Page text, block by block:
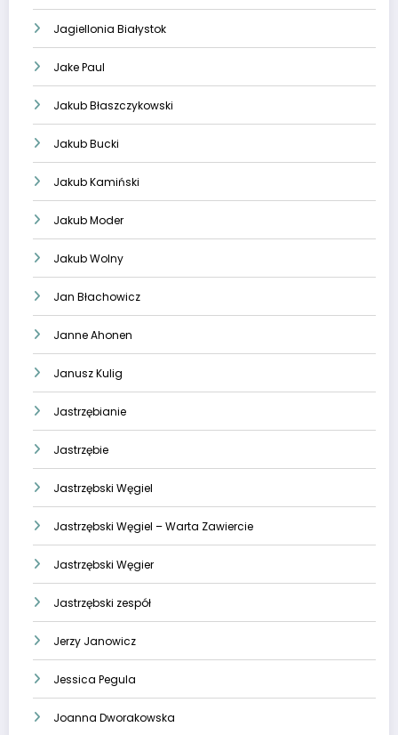
Jagiellonia Białystok
Jake Paul
Jakub Błaszczykowski
Jakub Bucki
Jakub Kamiński
Jakub Moder
Jakub Wolny
Jan Błachowicz
Janne Ahonen
Janusz Kulig
Jastrzębianie
Jastrzębie
Jastrzębski Węgiel
Jastrzębski Węgiel – Warta Zawiercie
Jastrzębski Węgier
Jastrzębski zespół
Jerzy Janowicz
Jessica Pegula
Joanna Dworakowska